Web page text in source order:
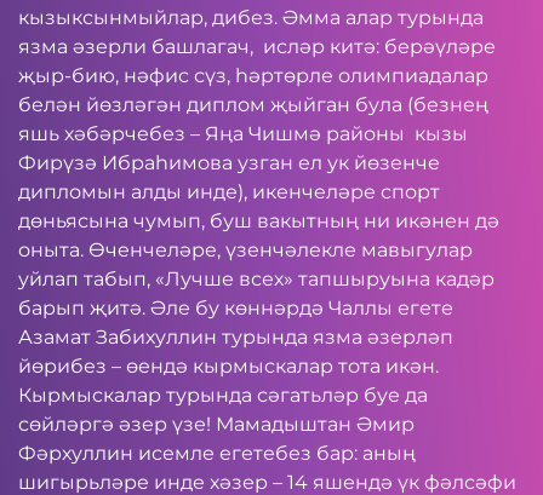
кызыксынмыйлар, дибез. Әмма алар турында
язма әзерли башлагач, исләр китә: берәүләре
җыр-бию, нәфис сүз, һәртөрле олимпиадалар
белән йөзләгән диплом җыйган була (безнең
яшь хәбәрчебез – Яңа Чишмә районы кызы
Фирүзә Ибраһимова узган ел ук йөзенче
дипломын алды инде), икенчеләре спорт
дөньясына чумып, буш вакытның ни икәнен дә
оныта. Өченчеләре, үзенчәлекле мавыгулар
уйлап табып, «Лучше всех» тапшыруына кадәр
барып җитә. Әле бу көннәрдә Чаллы егете
Азамат Забихуллин турында язма әзерләп
йөрибез – өендә кырмыскалар тота икән.
Кырмыскалар турында сәгатьләр буе да
сөйләргә әзер үзе! Мамадыштан Әмир
Фәрхуллин исемле егетебез бар: аның
шигырьләре инде хәзер – 14 яшендә үк фәлсәфи